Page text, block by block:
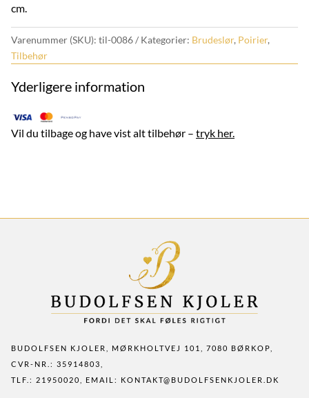
cm.
antal
cm.
Varenummer (SKU): til-0086 Kategorier: Brudeslør, Poirier,
Tilbehør
Yderligere information
Vil du tilbage og have vist alt tilbehør – tryk her.
BUDOLFSEN KJOLER, MØRKHOLTVEJ 101, 7080 BØRKOP,
CVR-NR.: 35914803,
TLF.: 21950020, EMAIL: KONTAKT@BUDOLFSENKJOLER.DK